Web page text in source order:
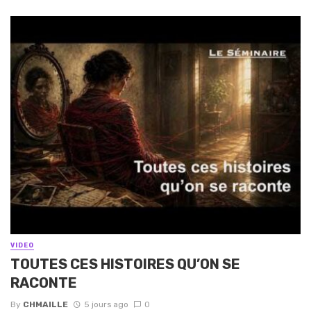
VIDEO
TOUTES CES HISTOIRES QU’ON SE
RACONTE
By CHMAILLE 5 jours ago 0